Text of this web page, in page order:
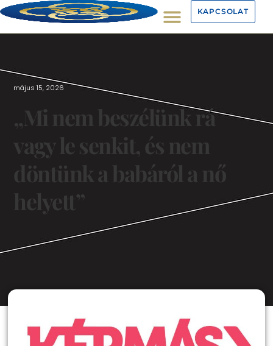
KAPCSOLAT
május 15, 2026
„Mi nem beszélünk rá
vagy le senkit, és nem
döntünk a babáról a nő
helyett”